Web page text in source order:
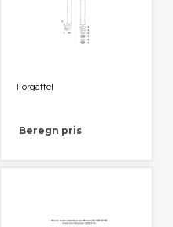
Forgaffel
Beregn pris